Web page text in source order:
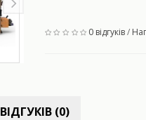
0 відгуків/
ВІДГУКІВ (0)